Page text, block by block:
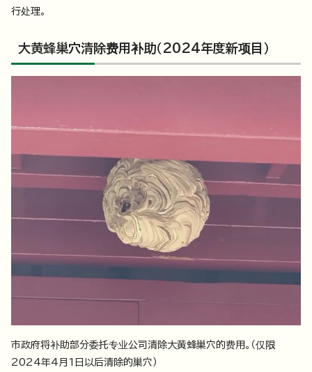
行处理。
大黄蜂巢穴清除费用补助（2024年度新项目）
市政府将补助部分委托专业公司清除大黄蜂巢穴的费用。（仅限
2024年4月1日以后清除的巢穴）